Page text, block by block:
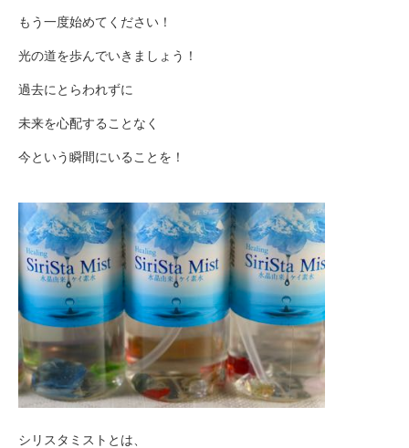
もう一度始めてください！
光の道を歩んでいきましょう！
過去にとらわれずに
未来を心配することなく
今という瞬間にいることを！
シリスタミストとは、